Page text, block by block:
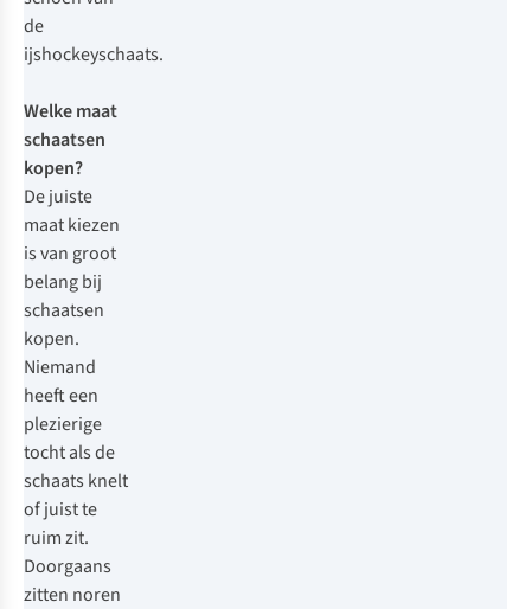
de
ijshockeyschaats.
Welke maat
schaatsen
kopen?
De juiste
maat kiezen
is van groot
belang bij
schaatsen
kopen.
Niemand
heeft een
plezierige
tocht als de
schaats knelt
of juist te
ruim zit.
Doorgaans
zitten noren